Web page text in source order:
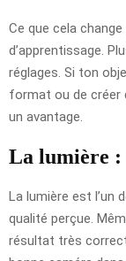
Ce que cela
d’apprentissage.
réglages. Si ton
format ou de créer
un avantage.
La lumière :
La lumière est l’un
qualité perçue.
résultat très correct